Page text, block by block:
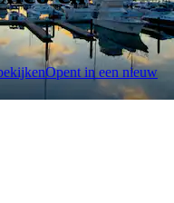
Opent in een nieuw